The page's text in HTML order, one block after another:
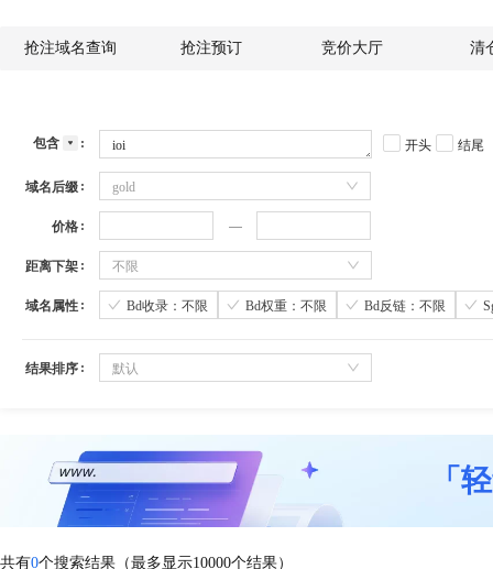
抢注域名查询 抢注预订 竞价大厅 清
包含 开头 结尾
域名后缀 gold
价格
距离下架 不限
域名属性 Bd收录：不限 Bd权重：不限 Bd反链：不限
结果排序 默认
「
共有0个搜索结果（最多显示10000个结果）